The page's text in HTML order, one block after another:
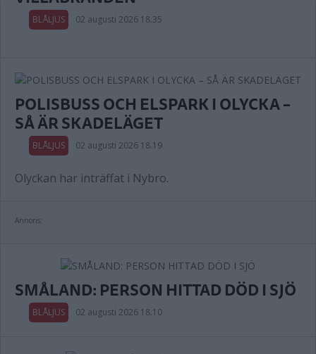
BLÅLJUS 02 augusti 2026 18.35
POLISBUSS OCH ELSPARK I OLYCKA –
SÅ ÄR SKADELÄGET
BLÅLJUS 02 augusti 2026 18.19
Olyckan har inträffat i Nybro.
Annons:
SMÅLAND: PERSON HITTAD DÖD I SJÖ
BLÅLJUS 02 augusti 2026 18.10